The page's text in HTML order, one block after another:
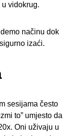
vidokrug.
načinu dok
izaći.
sesijama često
to” umjesto da
Oni uživaju u